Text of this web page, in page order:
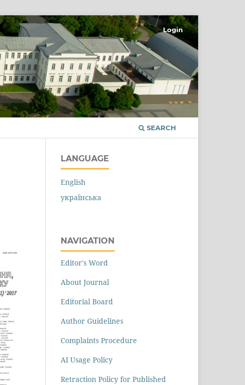
SEARCH
Login
LANGUAGE
English
українська
NAVIGATION
Editor's Word
About Journal
Editorial Board
Author Guidelines
Complaints Procedure
AI Usage Policy
Retraction Policy for Published